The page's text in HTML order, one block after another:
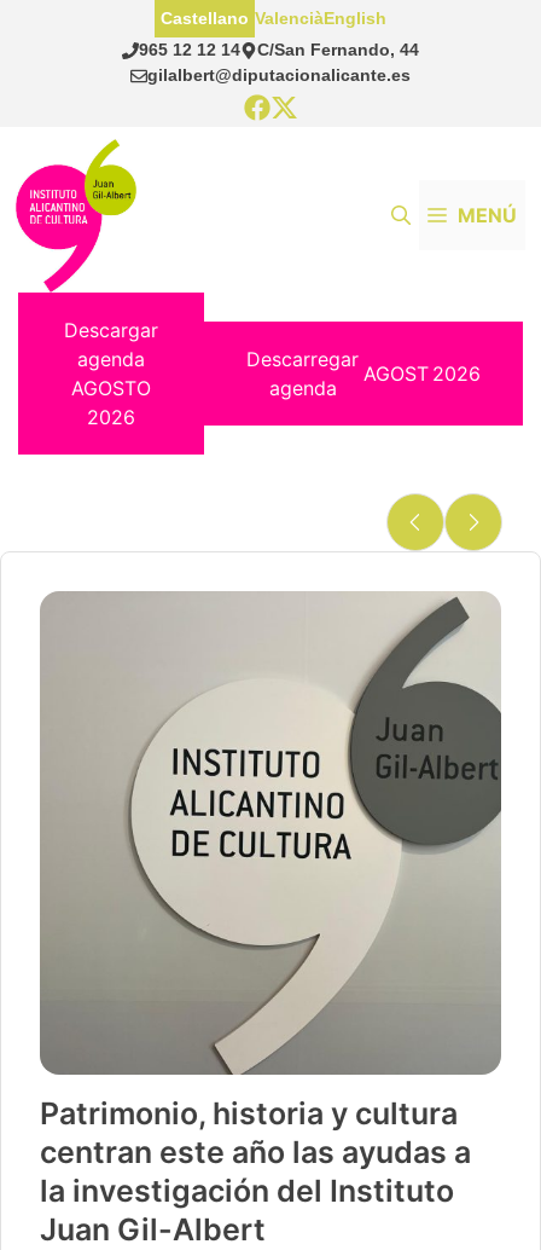
965 12 12 14
C/San Fernando, 44
gilalbert@diputacionalicante.es
Castellano ValenciàEnglish
MENÚ
Descargar
agenda
AGOSTO
2026
Descarregar
agenda
AGOST 2026
Patrimonio, historia y cultura
centran este año las ayudas a
la investigación del Instituto
Juan Gil-Albert